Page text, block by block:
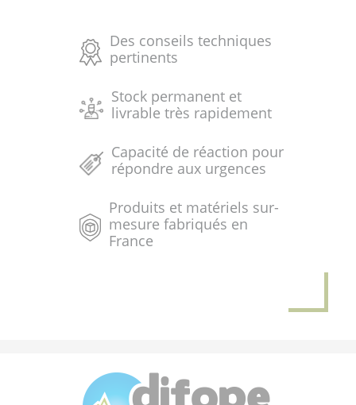
Des conseils techniques
pertinents
Stock permanent et
livrable très rapidement
Capacité de réaction pour
répondre aux urgences
Produits et matériels sur-
mesure fabriqués en
France